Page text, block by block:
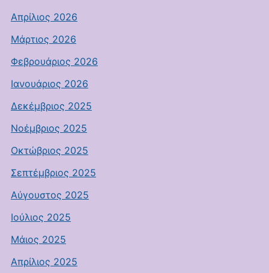
Απρίλιος 2026
Μάρτιος 2026
Φεβρουάριος 2026
Ιανουάριος 2026
Δεκέμβριος 2025
Νοέμβριος 2025
Οκτώβριος 2025
Σεπτέμβριος 2025
Αύγουστος 2025
Ιούλιος 2025
Μάιος 2025
Απρίλιος 2025